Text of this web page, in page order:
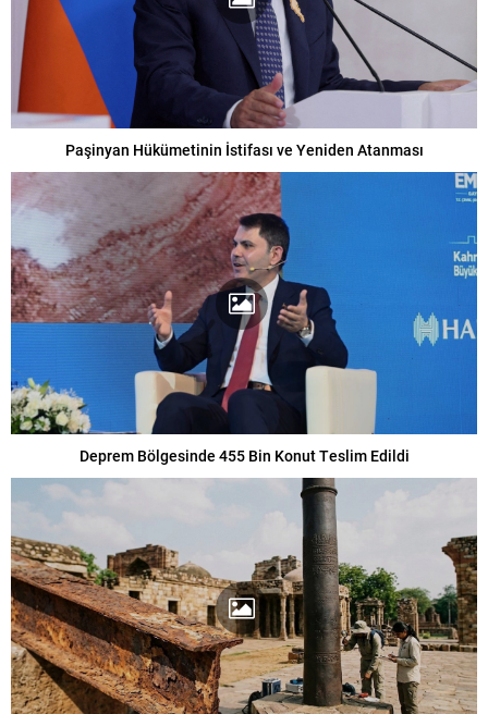
Paşinyan Hükümetinin İstifası ve Yeniden Atanması
Deprem Bölgesinde 455 Bin Konut Teslim Edildi